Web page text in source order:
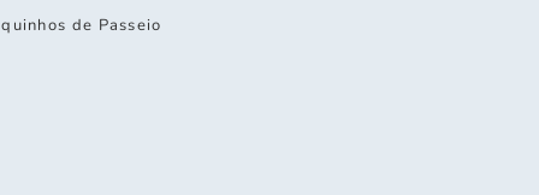
de Passeio